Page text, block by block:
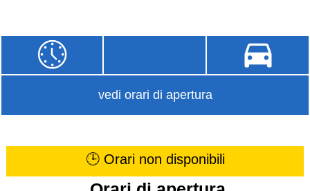
vedi orari di apertura
🕒 Orari non disponibili